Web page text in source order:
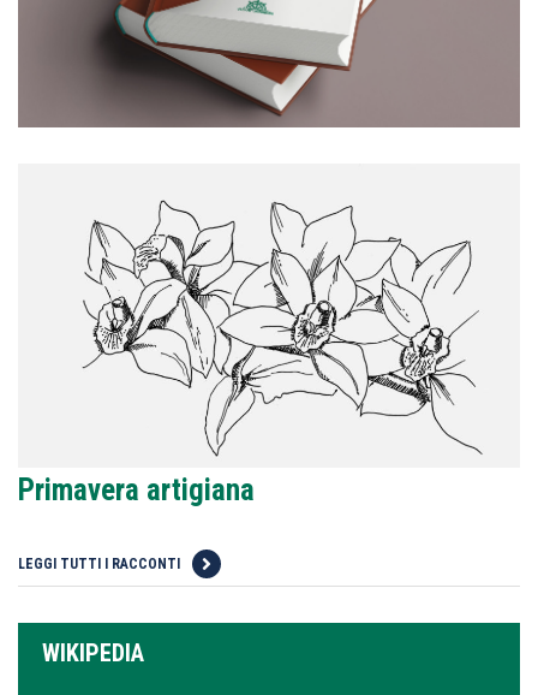
Primavera artigiana
LEGGI TUTTI I RACCONTI
WIKIPEDIA